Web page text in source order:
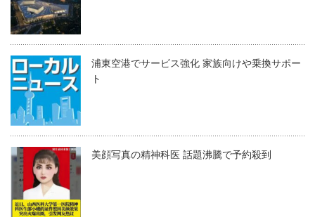
浦東空港でサービス強化 家族向けや乗換サポー
ト
美顔写真の精神科医 話題沸騰で予約殺到